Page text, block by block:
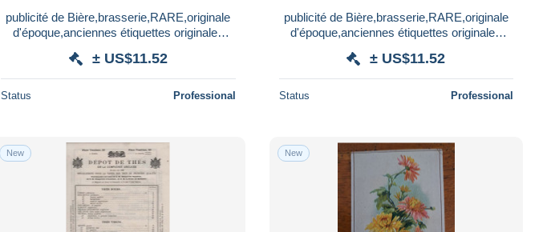
publicité de Bière,brasserie,RARE,originale
d'époque,anciennes étiquettes originales
± US$11.52
Status Professional
publicité de Bière,brasserie,RARE,originale
d'époque,anciennes étiquettes originales
± US$11.52
Status Professional
New New